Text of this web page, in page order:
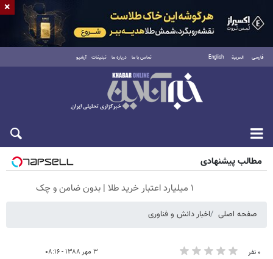
فارسی العربية English تماس با ما درباره ما تبلیغات آرشیو
جمعه ۱۶ مرداد ۱۴۰۵
مطالب پیشنهادی
۱ میلیارد اعتبار خرید طلا | بدون ضامن و چک
صفحه اصلی اخبار دانش و فناوری
۰ نفر ۳ مهر ۱۳۸۸ - ۰۸:۱۶
×